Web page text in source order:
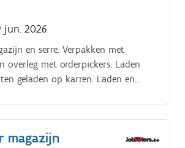
jun. 2026
en serre. Verpakken met
overleg met orderpickers. Laden
geladen op karren. Laden en
magazijn